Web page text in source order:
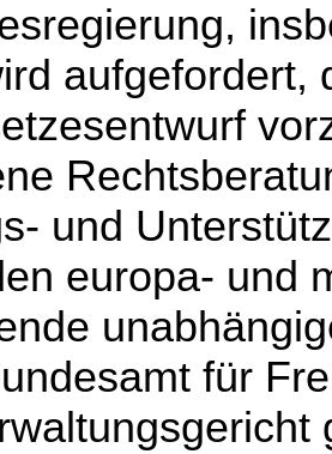
aufgefordert,
und
europa- und
für